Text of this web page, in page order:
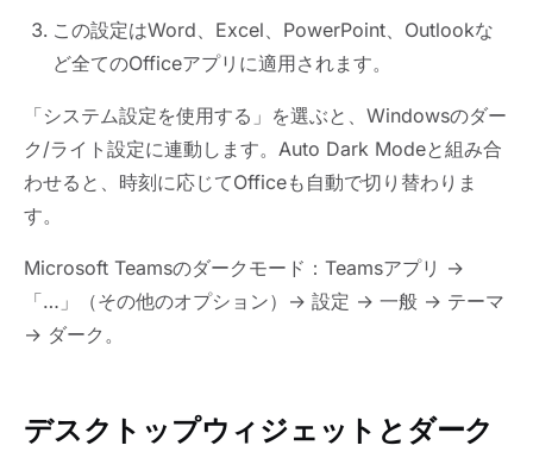
この設定はWord、Excel、PowerPoint、Outlookな
ど全てのOfficeアプリに適用されます。
「システム設定を使用する」を選ぶと、Windowsのダー
ク/ライト設定に連動します。Auto Dark Modeと組み合
わせると、時刻に応じてOfficeも自動で切り替わりま
す。
Microsoft Teamsのダークモード：Teamsアプリ →
「…」（その他のオプション）→ 設定 → 一般 → テーマ
→ ダーク。
デスクトップウィジェットとダーク